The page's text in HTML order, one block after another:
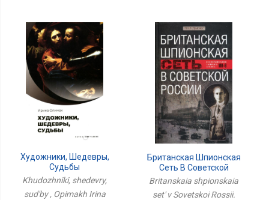
Художники, Шедевры,
Судьбы
Khudozhniki, shedevry,
sud'by , Opimakh Irina
Британская Шпионская
Сеть В Советской
России. Воспоминания
Тайного Агента МИ-6
Britanskaia shpionskaia
set' v Sovetskoi Rossii.